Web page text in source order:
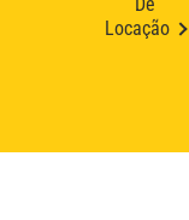
De
Locação